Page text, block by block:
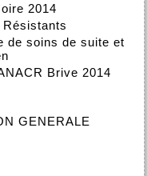
2014
de soins de suite et
Brive 2014
GENERALE